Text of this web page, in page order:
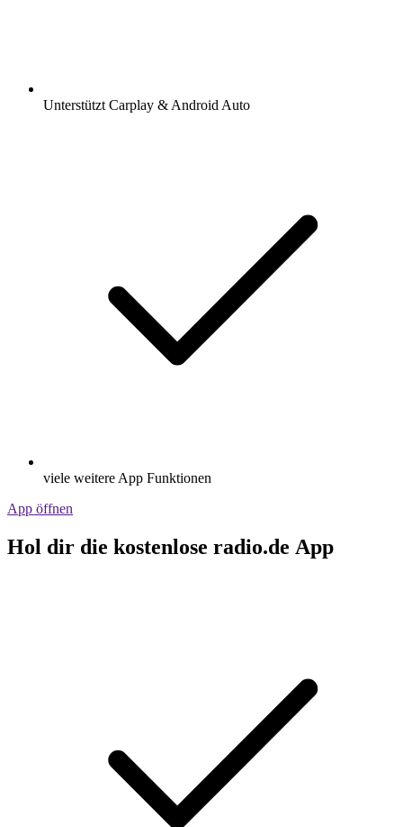
Unterstützt Carplay & Android Auto
viele weitere App Funktionen
App öffnen
Hol dir die kostenlose radio.de App